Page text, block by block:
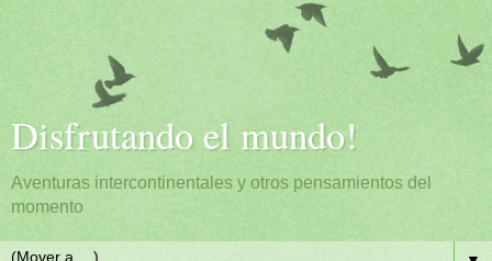
Disfrutando el mundo!
Aventuras intercontinentales y otros pensamientos del
momento